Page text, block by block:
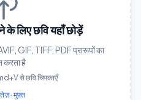
लिए छवि यहाँ छोड़ें
GIF, TIFF, PDF प्रारूपों का
करता है
से छवि चिपकाएँ
तेज़ · मुफ़्त